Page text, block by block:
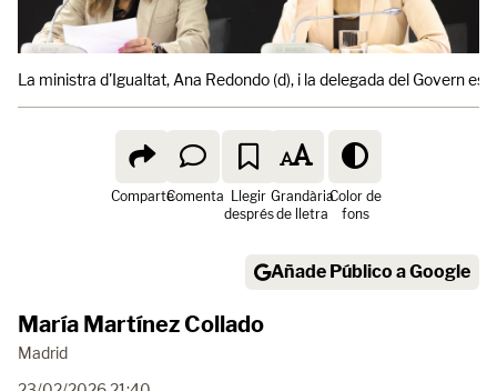
La ministra d'Igualtat, Ana Redondo (d), i la delegada del Govern
ComparteComenta Llegir
després
Grandària
de lletra
Color de
fons
Añade Público a Google
María Martínez Collado
Madrid